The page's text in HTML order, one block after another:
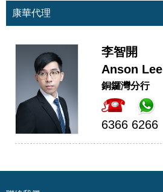
康華代理
李智開
Anson Lee
銅鑼灣分行
6366 6266